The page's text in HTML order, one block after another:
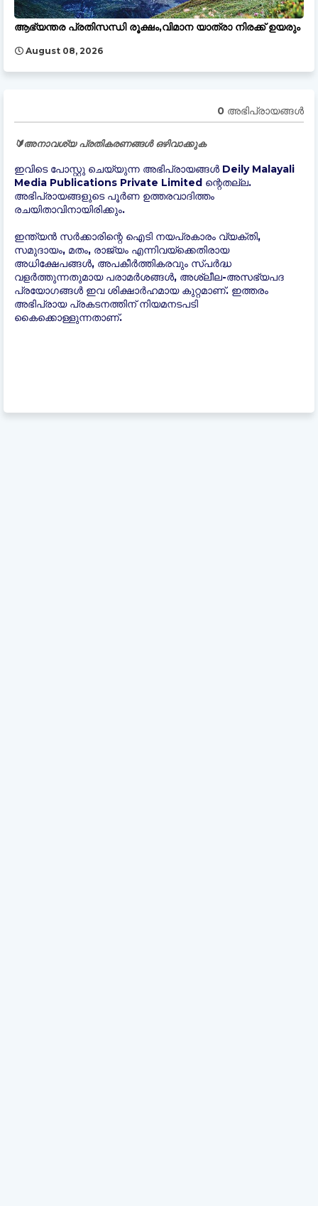
ആഭ്യന്തര പ്രതിസന്ധി രൂക്ഷം,വിമാന യാത്രാ നിരക്ക് ഉയരും
August 08, 2026
0 അഭിപ്രായങ്ങള്‍
🔰അനാവശ്യ പ്രതികരണങ്ങൾ ഒഴിവാക്കുക
ഇവിടെ പോസ്റ്റു ചെയ്യുന്ന അഭിപ്രായങ്ങൾ Deily Malayali
Media Publications Private Limited ന്റെതല്ല.
അഭിപ്രായങ്ങളുടെ പൂർണ ഉത്തരവാദിത്തം
രചയിതാവിനായിരിക്കും.
ഇന്ത്യന്‍ സർക്കാരിന്റെ ഐടി നയപ്രകാരം വ്യക്തി,
സമുദായം, മതം, രാജ്യം എന്നിവയ്ക്കെതിരായ
അധിക്ഷേപങ്ങൾ, അപകീർത്തികരവും സ്പർദ്ധ
വളർത്തുന്നതുമായ പരാമർശങ്ങൾ, അശ്ലീല-അസഭ്യപദ
പ്രയോഗങ്ങൾ ഇവ ശിക്ഷാർഹമായ കുറ്റമാണ്. ഇത്തരം
അഭിപ്രായ പ്രകടനത്തിന് നിയമനടപടി
കൈക്കൊള്ളുന്നതാണ്.